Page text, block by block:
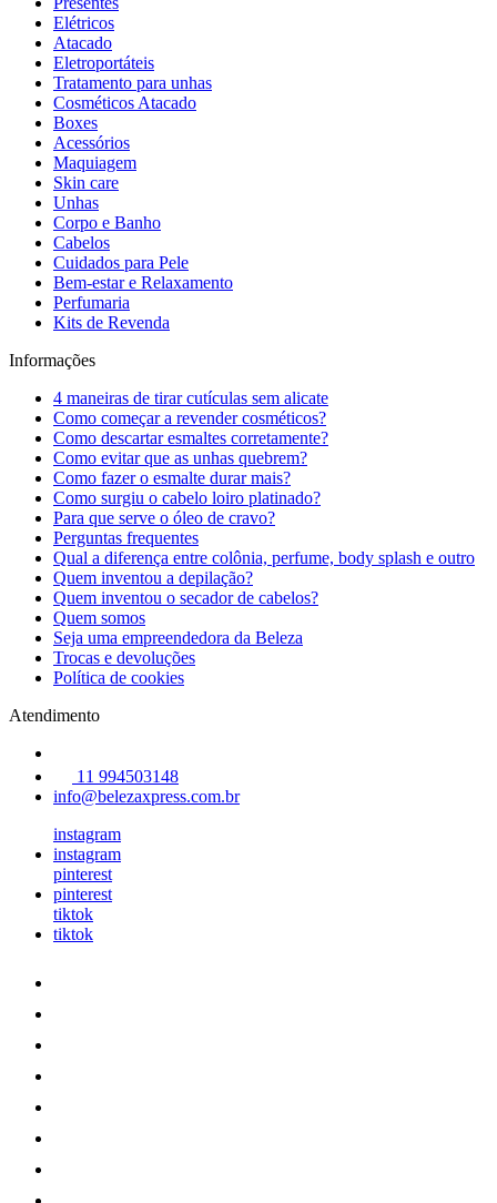
Elétricos
Atacado
Eletroportáteis
Tratamento para unhas
Cosméticos Atacado
Boxes
Acessórios
Maquiagem
Skin care
Unhas
Corpo e Banho
Cabelos
Cuidados para Pele
Bem-estar e Relaxamento
Perfumaria
Kits de Revenda
Informações
4 maneiras de tirar cutículas sem alicate
Como começar a revender cosméticos?
Como descartar esmaltes corretamente?
Como evitar que as unhas quebrem?
Como fazer o esmalte durar mais?
Como surgiu o cabelo loiro platinado?
Para que serve o óleo de cravo?
Perguntas frequentes
Qual a diferença entre colônia, perfume, body splash e outro
Quem inventou a depilação?
Quem inventou o secador de cabelos?
Quem somos
Seja uma empreendedora da Beleza
Trocas e devoluções
Política de cookies
Atendimento
11 994503148
info@belezaxpress.com.br
instagram
instagram
pinterest
pinterest
tiktok
tiktok